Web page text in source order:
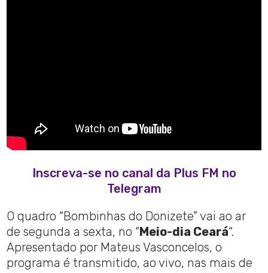
Inscreva-se no canal da Plus FM no
Telegram
O quadro “Bombinhas do Donizete” vai ao ar
de segunda a sexta, no “ Meio-dia Ceará“.
Apresentado por Mateus Vasconcelos, o
programa é transmitido, ao vivo, nas mais de